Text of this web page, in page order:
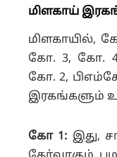
மிளகாய்
மிளகாயில்,
கோ. 3, கோ.
கோ. 2,
இரகங்களும்
கோ 1: இது,